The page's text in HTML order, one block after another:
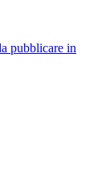
pubblicare in